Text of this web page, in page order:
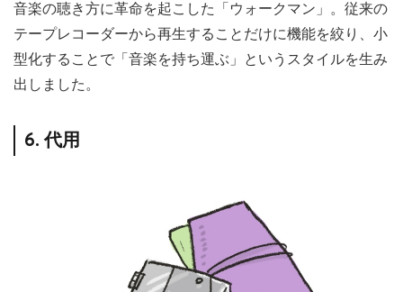
音楽の聴き方に革命を起こした「ウォークマン」。従来の
テープレコーダーから再生することだけに機能を絞り、小
型化することで「音楽を持ち運ぶ」というスタイルを生み
出しました。
6. 代用